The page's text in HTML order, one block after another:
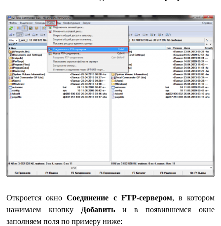
Откроется окноСоединение с FTP-сервером, в котором
нажимаем кнопку
Добавитьи в появившемся окне
заполняем поля по примеру ниже: